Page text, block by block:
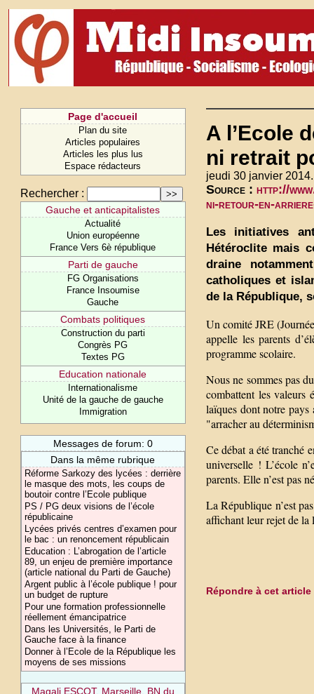
Page d'accueil
Plan du site
Articles populaires
Articles les plus lus
Espace rédacteurs
Rechercher :
Gauche et anticapitalistes
Actualité
Union européenne
France Vers 6è république
Parti de gauche
FG Organisations
France Insoumise
Gauche
Combats politiques
Construction du parti
Congrès PG
Textes PG
Education nationale
Internationalisme
Unité de la gauche de gauche
Immigration
Messages de forum: 0
Dans la même rubrique
Réforme Sarkozy des lycées : derrière
le masque des mots, les coups de
boutoir contre l’Ecole publique
PS / PG deux visions de l’école
républicaine
Lycées privés centres d’examen pour
le bac : un renoncement républicain
Education : L’abrogation de l’article
89, un enjeu de première importance
(article national du Parti de Gauche)
Argent public à l’école publique ! pour
un budget de rupture
Pour une formation professionnelle
réellement émancipatrice
Dans les Universités, le Parti de
Gauche face à la finance
Donner à l’Ecole de la République les
moyens de ses missions
Magali ESCOT, Marseille, BN du
A l’Ecole
ni retrait
jeudi 30 janvier 2014.
Source : http://
ni-retour-en-
Les initiatives
Hétéroclite mais
draine
catholiques et
de la République,
Un comité JRE
appelle les parents
programme scolaire.
Nous ne sommes pas
combattent les valeurs
laïques dont notre
"arracher au
Ce débat a été tranché
universelle ! L’école
parents. Elle n’est pas
La République n’est
affichant leur rejet de la
Répondre à cet article